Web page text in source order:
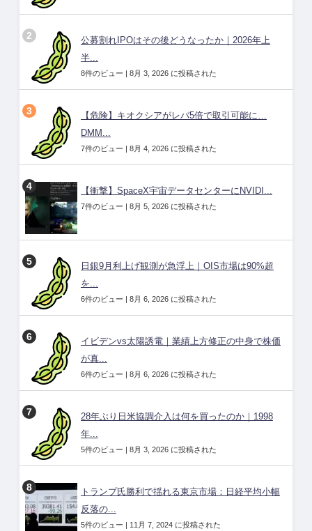
公募割れIPOはその後どうなったか｜2026年上
半...
8件のビュー | 8月 3, 2026 に投稿された
【危険】キオクシアがレバ5倍で取引可能に…
DMM...
7件のビュー | 8月 4, 2026 に投稿された
【衝撃】SpaceX宇宙データセンターにNVIDI...
7件のビュー | 8月 5, 2026 に投稿された
日銀9月利上げ観測が急浮上｜OIS市場は90%超
を...
6件のビュー | 8月 6, 2026 に投稿された
イビデンvs太陽誘電｜業績上方修正の中身で株価
が真...
6件のビュー | 8月 6, 2026 に投稿された
28年ぶり日米協調介入は何を買ったのか｜1998
年...
5件のビュー | 8月 3, 2026 に投稿された
トランプ氏勝利で揺れる東京市場：日経平均小幅
反落の...
5件のビュー | 11月 7, 2024 に投稿された